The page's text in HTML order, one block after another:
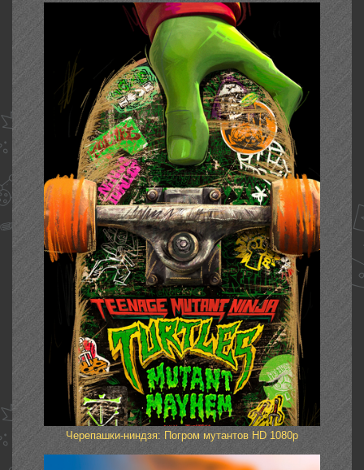
Черепашки-ниндзя: Погром мутантов HD 1080p